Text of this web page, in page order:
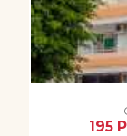
195